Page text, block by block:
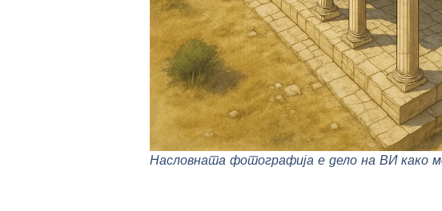
Насловната фотографија е дело на ВИ како